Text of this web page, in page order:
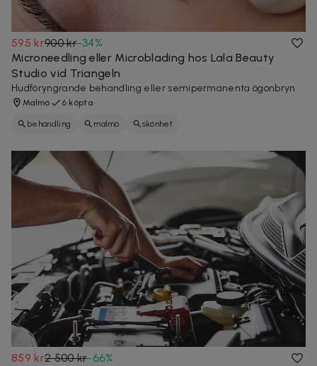
595 kr900 kr-34%
Microneedling eller Microblading hos Lala Beauty
Studio vid Triangeln
Hudföryngrande behandling eller semipermanenta ögonbryn
Malmö 6 köpta
behandling malmö skönhet
859 kr2 500 kr-66%